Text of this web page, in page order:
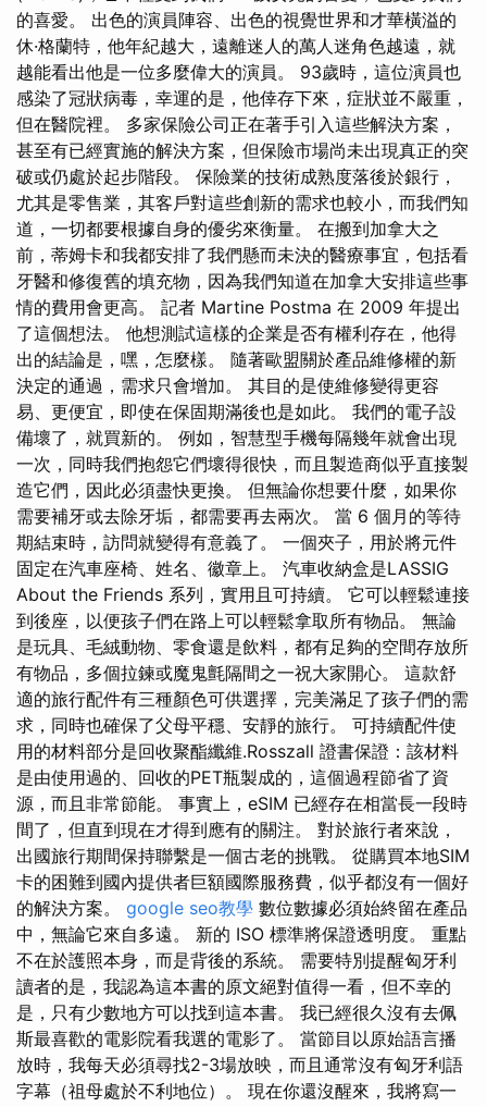
的喜愛。 出色的演員陣容、出色的視覺世界和才華橫溢的
休·格蘭特，他年紀越大，遠離迷人的萬人迷角色越遠，就
越能看出他是一位多麼偉大的演員。 93歲時，這位演員也
感染了冠狀病毒，幸運的是，他倖存下來，症狀並不嚴重，
但在醫院裡。 多家保險公司正在著手引入這些解決方案，
甚至有已經實施的解決方案，但保險市場尚未出現真正的突
破或仍處於起步階段。 保險業的技術成熟度落後於銀行，
尤其是零售業，其客戶對這些創新的需求也較小，而我們知
道，一切都要根據自身的優劣來衡量。 在搬到加拿大之
前，蒂姆卡和我都安排了我們懸而未決的醫療事宜，包括看
牙醫和修復舊的填充物，因為我們知道在加拿大安排這些事
情的費用會更高。 記者 Martine Postma 在 2009 年提出
了這個想法。 他想測試這樣的企業是否有權利存在，他得
出的結論是，嘿，怎麼樣。 隨著歐盟關於產品維修權的新
決定的通過，需求只會增加。 其目的是使維修變得更容
易、更便宜，即使在保固期滿後也是如此。 我們的電子設
備壞了，就買新的。 例如，智慧型手機每隔幾年就會出現
一次，同時我們抱怨它們壞得很快，而且製造商似乎直接製
造它們，因此必須盡快更換。 但無論你想要什麼，如果你
需要補牙或去除牙垢，都需要再去兩次。 當 6 個月的等待
期結束時，訪問就變得有意義了。 一個夾子，用於將元件
固定在汽車座椅、姓名、徽章上。 汽車收納盒是LASSIG
About the Friends 系列，實用且可持續。 它可以輕鬆連接
到後座，以便孩子們在路上可以輕鬆拿取所有物品。 無論
是玩具、毛絨動物、零食還是飲料，都有足夠的空間存放所
有物品，多個拉鍊或魔鬼氈隔間之一祝大家開心。 這款舒
適的旅行配件有三種顏色可供選擇，完美滿足了孩子們的需
求，同時也確保了父母平穩、安靜的旅行。 可持續配件使
用的材料部分是回收聚酯纖維.Rosszall 證書保證：該材料
是由使用過的、回收的PET瓶製成的，這個過程節省了資
源，而且非常節能。 事實上，eSIM 已經存在相當長一段時
間了，但直到現在才得到應有的關注。 對於旅行者來說，
出國旅行期間保持聯繫是一個古老的挑戰。 從購買本地SIM
卡的困難到國內提供者巨額國際服務費，似乎都沒有一個好
的解決方案。 google seo教學 數位數據必須始終留在產品
中，無論它來自多遠。 新的 ISO 標準將保證透明度。 重點
不在於護照本身，而是背後的系統。 需要特別提醒匈牙利
讀者的是，我認為這本書的原文絕對值得一看，但不幸的
是，只有少數地方可以找到這本書。 我已經很久沒有去佩
斯最喜歡的電影院看我選的電影了。 當節目以原始語言播
放時，我每天必須尋找2-3場放映，而且通常沒有匈牙利語
字幕（祖母處於不利地位）。 現在你還沒醒來，我將寫一